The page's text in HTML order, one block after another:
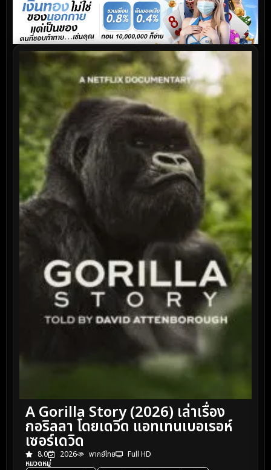
A Gorilla Story (2026) เล่าเรื่อง
กอริลลา โดยเดวิด แอทเทนเบอเรอห์
เซอร์เดวิด
8.0 2026 พากย์ไทย
Full HD
หมวดหมู่